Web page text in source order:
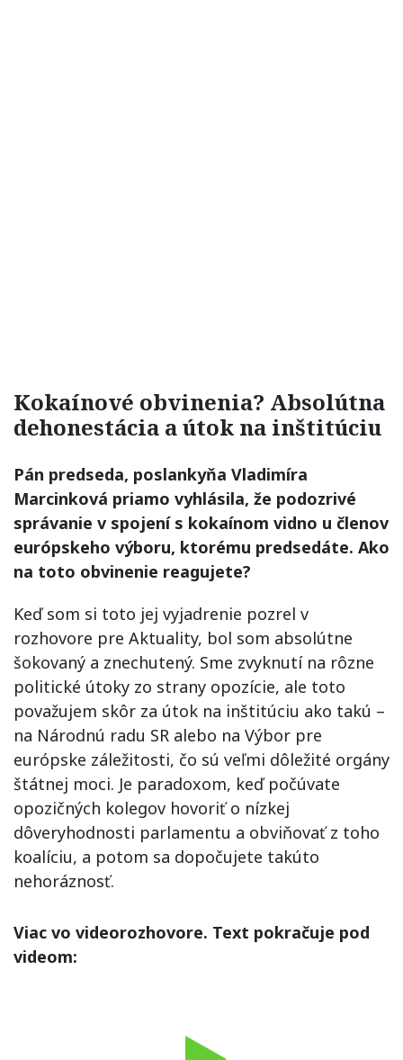
Kokaínové obvinenia? Absolútna
dehonestácia a útok na inštitúciu
Pán predseda, poslankyňa Vladimíra
Marcinková priamo vyhlásila, že podozrivé
správanie v spojení s kokaínom vidno u členov
európskeho výboru, ktorému predsedáte. Ako
na toto obvinenie reagujete?
Keď som si toto jej vyjadrenie pozrel v
rozhovore pre Aktuality, bol som absolútne
šokovaný a znechutený. Sme zvyknutí na rôzne
politické útoky zo strany opozície, ale toto
považujem skôr za útok na inštitúciu ako takú –
na Národnú radu SR alebo na Výbor pre
európske záležitosti, čo sú veľmi dôležité orgány
štátnej moci. Je paradoxom, keď počúvate
opozičných kolegov hovoriť o nízkej
dôveryhodnosti parlamentu a obviňovať z toho
koalíciu, a potom sa dopočujete takúto
nehoráznosť.
Viac vo videorozhovore. Text pokračuje pod
videom: